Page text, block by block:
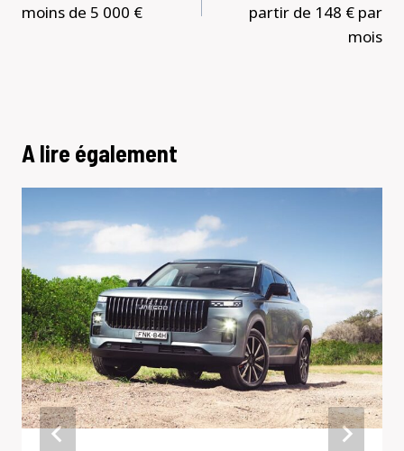
moins de 5 000 €
partir de 148 € par
mois
A lire également